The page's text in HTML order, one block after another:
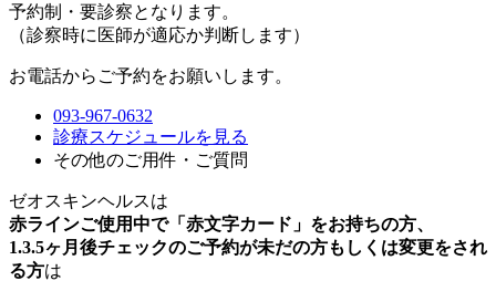
予約制・要診察となります。
（診察時に医師が適応か判断します）
お電話からご予約をお願いします。
093-967-0632
診療スケジュールを見る
その他のご用件・ご質問
ゼオスキンヘルスは
赤ラインご使用中で「赤文字カード」をお持ちの方、
1.3.5ヶ月後チェックのご予約が未だの方もしくは変更をされ
る方は